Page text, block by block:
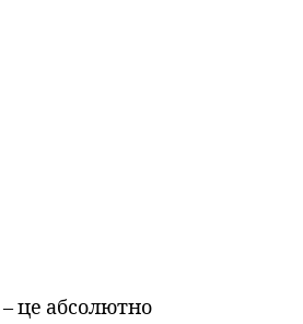
– це абсолютно